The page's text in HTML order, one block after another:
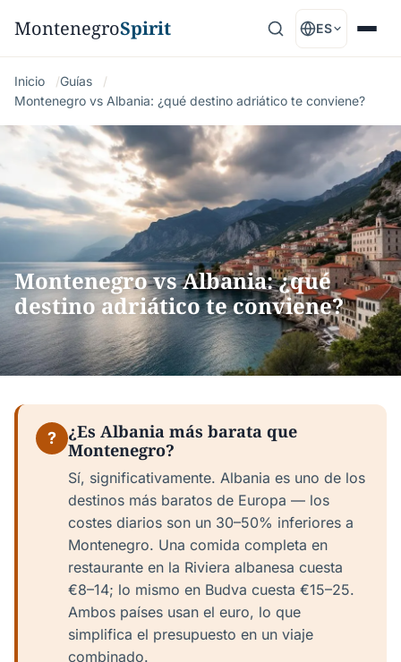
MontenegroSpirit ES
Inicio
Guías
Montenegro vs Albania: ¿qué destino adriático te conviene?
Montenegro vs Albania: ¿qué
destino adriático te conviene?
?
¿Es Albania más barata que
Montenegro?
Sí, significativamente. Albania es uno de los
destinos más baratos de Europa — los
costes diarios son un 30–50% inferiores a
Montenegro. Una comida completa en
restaurante en la Riviera albanesa cuesta
€8–14; lo mismo en Budva cuesta €15–25.
Ambos países usan el euro, lo que
simplifica el presupuesto en un viaje
combinado.